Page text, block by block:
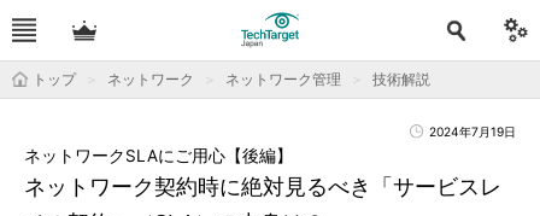
トップ ネットワーク ネットワーク管理 技術解説
2024年7月19日
ネットワーク契約時に絶対見るべき「サービスレ
ネットワークSLAにご用心【後編】